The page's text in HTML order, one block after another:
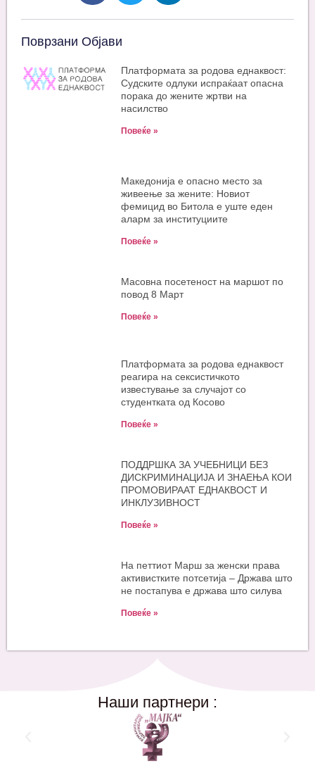
Поврзани Објави
Платформата за родова еднаквост:
Судските одлуки испраќаат опасна
порака до жените жртви на
насилство
Повеќе »
Македонија е опасно место за
живеење за жените: Новиот
фемицид во Битола е уште еден
аларм за институциите
Повеќе »
Масовна посетеност на маршот по
повод 8 Март
Повеќе »
Платформата за родова еднаквост
реагира на сексистичкото
известување за случајот со
студентката од Косово
Повеќе »
ПОДДРШКА ЗА УЧЕБНИЦИ БЕЗ
ДИСКРИМИНАЦИЈА И ЗНАЕЊА КОИ
ПРОМОВИРААТ ЕДНАКВОСТ И
ИНКЛУЗИВНОСТ
Повеќе »
На петтиот Марш за женски права
активистките потсетија – Држава што
не постапува е држава што силува
Повеќе »
Наши партнери :